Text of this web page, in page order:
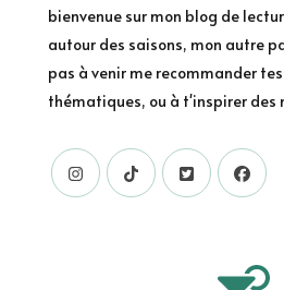
bienvenue sur mon blog de
autour des saisons, mon autre
pas à venir me recommander
thématiques, ou à t'inspirer des